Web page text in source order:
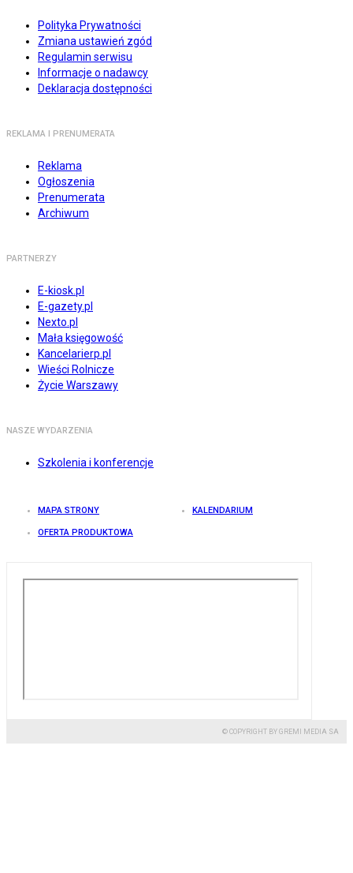
Polityka Prywatności
Zmiana ustawień zgód
Regulamin serwisu
Informacje o nadawcy
Deklaracja dostępności
REKLAMA I PRENUMERATA
Reklama
Ogłoszenia
Prenumerata
Archiwum
PARTNERZY
E-kiosk.pl
E-gazety.pl
Nexto.pl
Mała księgowość
Kancelarierp.pl
Wieści Rolnicze
Życie Warszawy
NASZE WYDARZENIA
Szkolenia i konferencje
MAPA STRONY KALENDARIUM
OFERTA PRODUKTOWA
© COPYRIGHT BY GREMI MEDIA SA